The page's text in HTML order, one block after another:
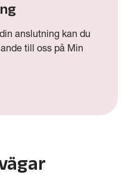
anslutning kan du
till oss på Min